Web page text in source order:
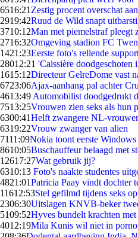
6516:21 Zestig procent overschat
2919:42Ruud de Wild snapt
3710:12Man met piemelstraf pleegt
2716:32Omgeving stadion FC
1421:23Eerste foto's rellende
28012:21 'Caissière doodgeschoten
1615:12Directeur GelreDome vast
6723:06Ajax-aanhang pal achter
4613:49 Automobilist doodgedrukt
7513:25Vrouwen zien seks als hun
6300:41Helft zwangere NL-
6319:22Vrouw zwanger van alien
7111:09Nokia toont eerste Windows
8610:05Buschauffeur belaagd met
12617:27Wat gebruik jij?
6310:13 Foto's naakte studentes
4821:01Patricia Paay vindt dochter
11612:53Stel gefilmd tijdens seks
2306:30Uitslagen KNVB-beker
5109:52Hyves bundelt krachten met
4012:19Mila Kunis wil niet in